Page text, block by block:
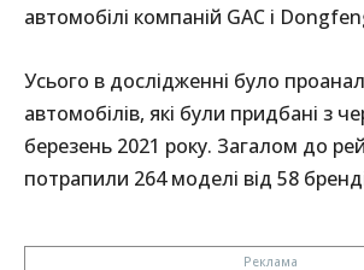
автомобілі компаній GAC і
Усього в дослідженні було
автомобілів, які були придбані з
березень 2021 року. Загалом до
потрапили 264 моделі від 58